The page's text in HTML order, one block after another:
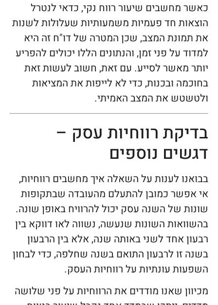
כאשר מחשבים שיעור רווח נקי, כדאי לנטרל
הוצאות חד פעמיות משמעותיות שעלולות לשנות
את תמונת המצב, שכן המטרה של דו"ח זה היא
למדוד על פני זמן, והנתונים הללו יכולים להפריע
יותר מאשר לסייע. עם זאת, חשוב לעשות זאת
בחוכמה ובכנות, כדי לא לייפות את המציאות
ולטשטש את המצב האמיתי.
בדיקת רווחיות עסק –
דגשים נוספים
בבואנו לענות על השאלה איך מחשבים רווחיות,
אי אפשר כמובן להתעלם מהעובדה שבתקופות
שונות של השנה עסק יכול להרוויח באופן שונה.
בהשוואות השונות שנעשה, נשווה לאו דווקא בין
רבעון אחד לשני באותה שנה, אלא בין הרבעון
בשנה זו לרבעון התואם בשנה שחלפה, כדי לבחון
השפעות עונתיות על רווחיות העסק.
מכיוון שאנו מודדים את הרווחיות על פני שלושה